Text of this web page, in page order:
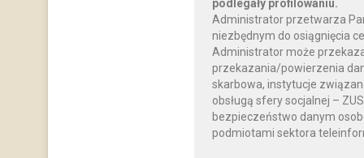
podlegały profilowaniu.
Administrator przetwarza
niezbędnym do osiągnięcia
Administrator może
przekazania/powierzenia
skarbowa, instytucje
obsługą sfery socjalnej –
bezpieczeństwo danym
podmiotami sektora